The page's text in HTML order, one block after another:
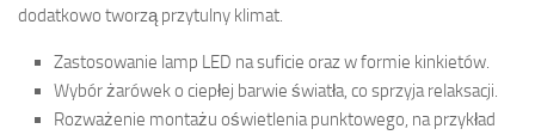
dodatkowo tworzą przytulny klimat.
Zastosowanie lamp LED na suficie oraz w formie kinkietów.
Wybór żarówek o ciepłej barwie światła, co sprzyja relaksacji.
Rozważenie montażu oświetlenia punktowego, na przykład